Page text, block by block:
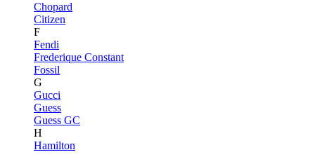
Chopard
Citizen
F
Fendi
Frederique Constant
Fossil
G
Gucci
Guess
Guess GC
H
Hamilton